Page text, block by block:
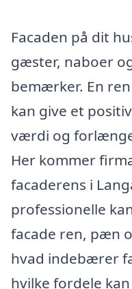
Facaden på dit
gæster, naboer
bemærker. En
kan give et
værdi og
Her kommer
facaderens i
professionelle
facade ren, pæn
hvad indebærer
hvilke fordele